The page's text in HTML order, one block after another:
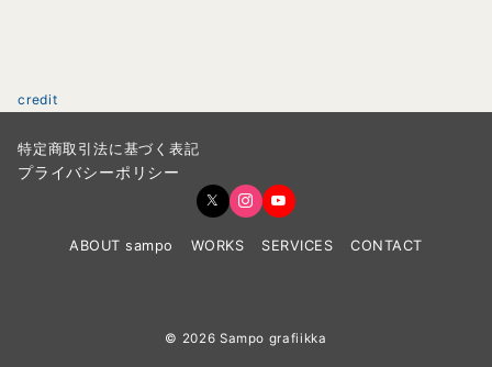
credit
特定商取引法に基づく表記
プライバシーポリシー
ABOUT sampo WORKS SERVICES CONTACT
© 2026 Sampo grafiikka